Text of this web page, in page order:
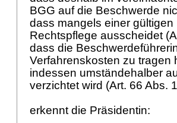
BGG auf die Beschwerde
dass mangels einer
Rechtspflege ausscheidet (
dass die
Verfahrenskosten zu tragen
indessen umständehalber
verzichtet wird (Art. 66 Abs.
erkennt die Präsidentin: